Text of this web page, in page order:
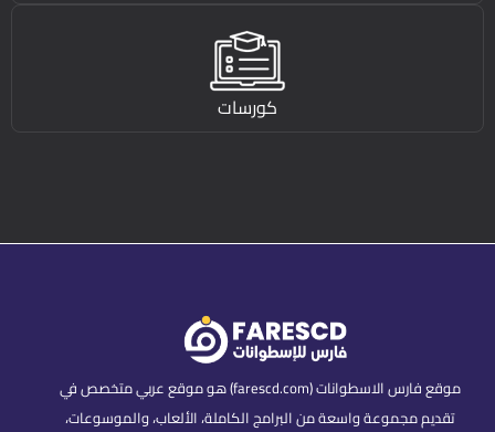
كورسات
موقع فارس الاسطوانات (farescd.com) هو موقع عربي متخصص في
تقديم مجموعة واسعة من البرامج الكاملة، الألعاب، والموسوعات،